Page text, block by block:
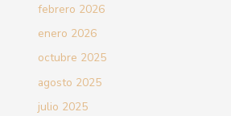
febrero 2026
enero 2026
octubre 2025
agosto 2025
julio 2025